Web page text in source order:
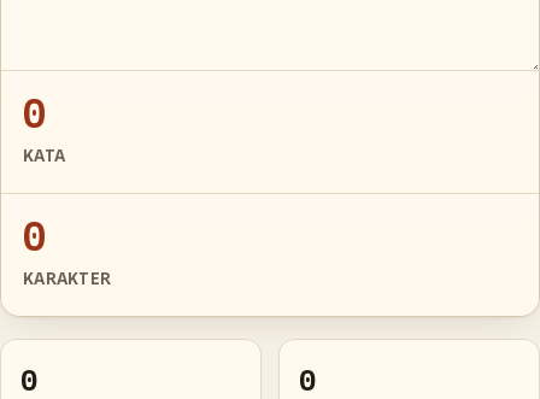
0
KATA
0
KARAKTER
0 0